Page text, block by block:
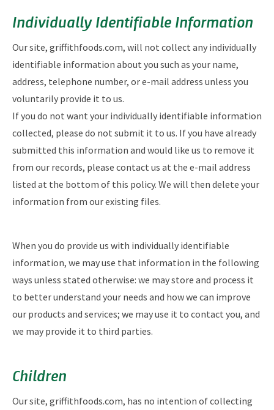
Individually Identifiable Information
Our site, griffithfoods.com, will not collect any individually
identifiable information about you such as your name,
address, telephone number, or e-mail address unless you
voluntarily provide it to us.
If you do not want your individually identifiable information
collected, please do not submit it to us. If you have already
submitted this information and would like us to remove it
from our records, please contact us at the e-mail address
listed at the bottom of this policy. We will then delete your
information from our existing files.
When you do provide us with individually identifiable
information, we may use that information in the following
ways unless stated otherwise: we may store and process it
to better understand your needs and how we can improve
our products and services; we may use it to contact you, and
we may provide it to third parties.
Children
Our site, griffithfoods.com, has no intention of collecting